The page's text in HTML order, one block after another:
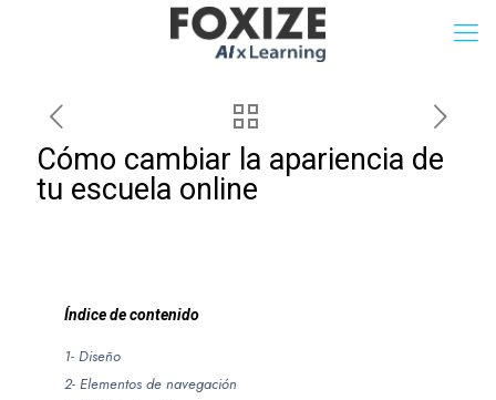
Cómo cambiar la apariencia de
tu escuela online
Índice de contenido
1- Diseño
2- Elementos de navegación